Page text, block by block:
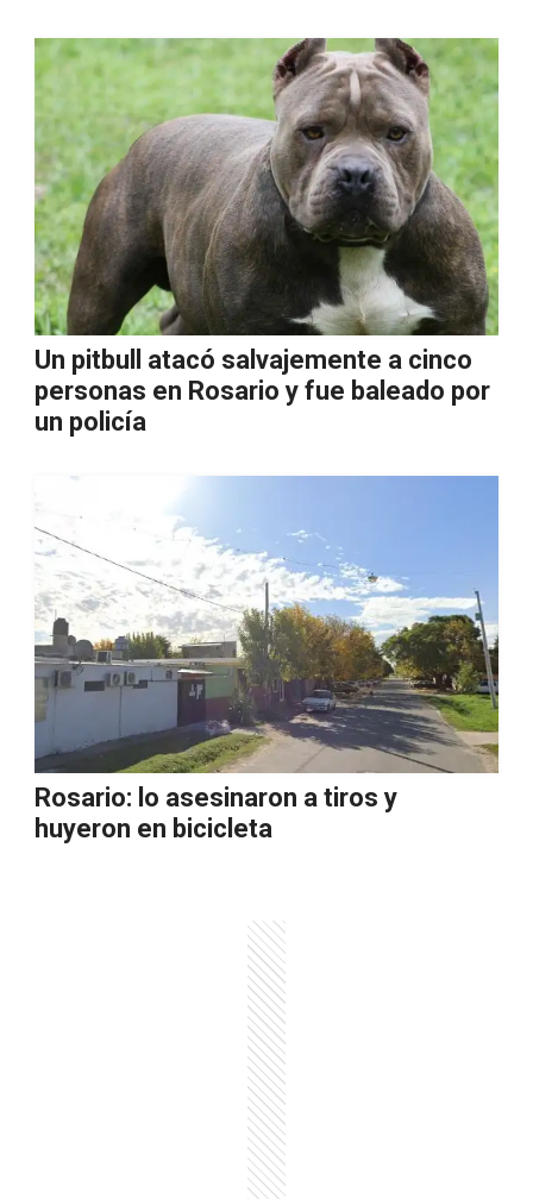
Un pitbull atacó salvajemente a cinco
personas en Rosario y fue baleado por
un policía
Rosario: lo asesinaron a tiros y
huyeron en bicicleta